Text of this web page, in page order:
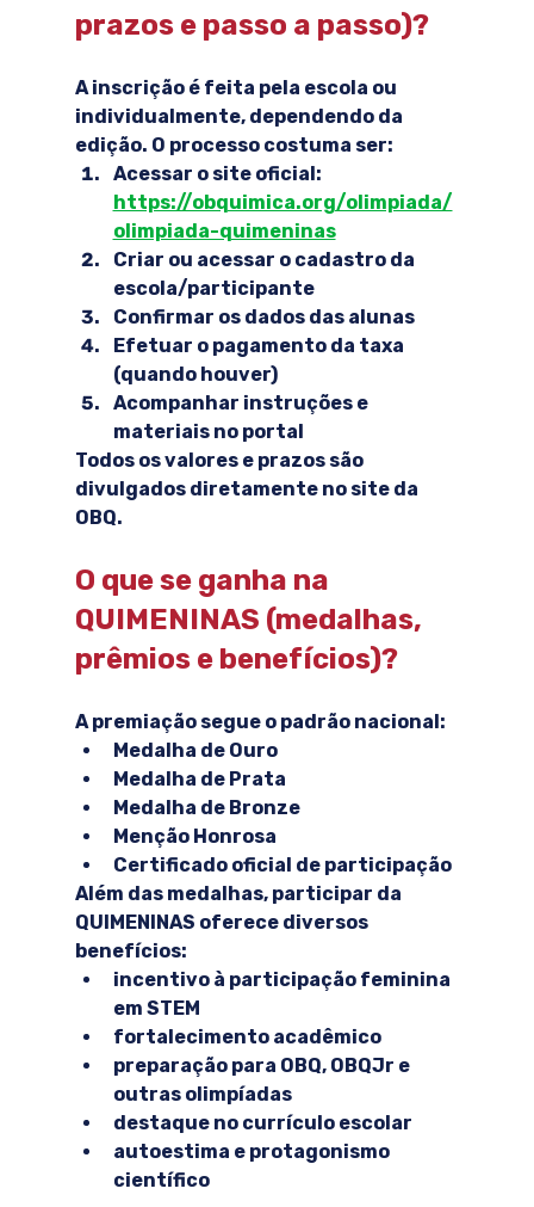
prazos e passo a passo)?
A inscrição é feita pela escola ou
individualmente, dependendo da
edição. O processo costuma ser:
Acessar o site oficial:
https://obquimica.org/olimpiada/
olimpiada-quimeninas
Criar ou acessar o cadastro da
escola/participante
Confirmar os dados das alunas
Efetuar o pagamento da taxa
(quando houver)
Acompanhar instruções e
materiais no portal
Todos os valores e prazos são
divulgados diretamente no site da
OBQ.
O que se ganha na
QUIMENINAS (medalhas,
prêmios e benefícios)?
A premiação segue o padrão nacional:
Medalha de Ouro
Medalha de Prata
Medalha de Bronze
Menção Honrosa
Certificado oficial de participação
Além das medalhas, participar da
QUIMENINAS oferece diversos
benefícios:
incentivo à participação feminina
em STEM
fortalecimento acadêmico
preparação para OBQ, OBQJr e
outras olimpíadas
destaque no currículo escolar
autoestima e protagonismo
científico